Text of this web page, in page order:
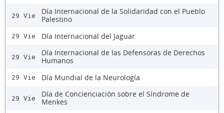
29 Vie
Día Internacional de la Solidaridad con el Pueblo
Palestino
29 Vie Día Internacional del Jaguar
29 Vie
Día Internacional de las Defensoras de Derechos
Humanos
29 Vie Día Mundial de la Neurología
29 Vie
Día de Concienciación sobre el Síndrome de
Menkes